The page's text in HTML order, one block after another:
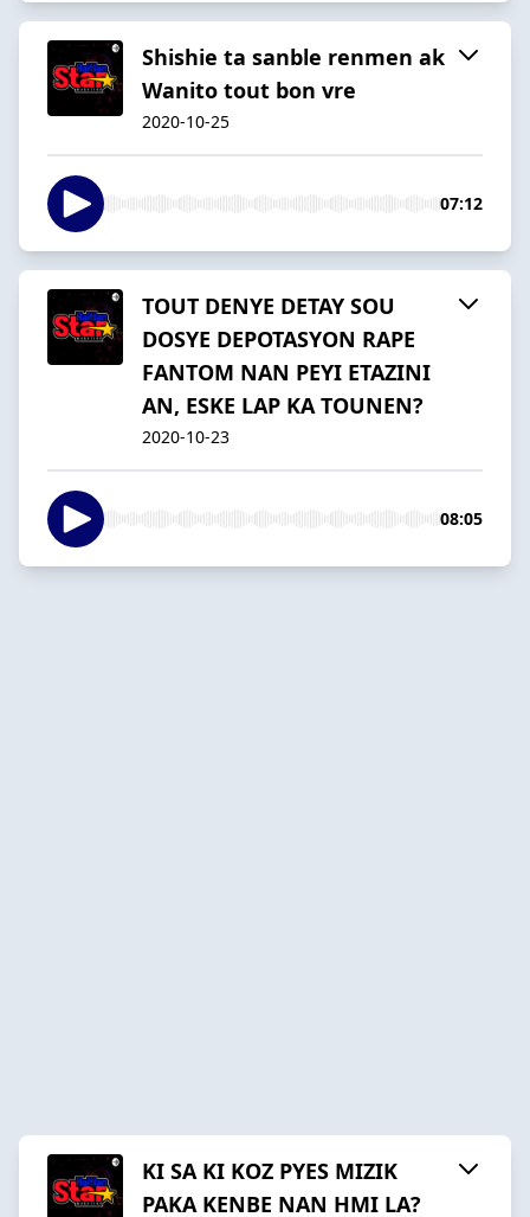
Shishie ta sanble renmen ak
Wanito tout bon vre
2020-10-25
07:12
TOUT DENYE DETAY SOU
DOSYE DEPOTASYON RAPE
FANTOM NAN PEYI ETAZINI
AN, ESKE LAP KA TOUNEN?
2020-10-23
08:05
KI SA KI KOZ PYES MIZIK
PAKA KENBE NAN HMI LA?